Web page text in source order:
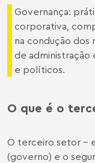
Governança:
corporativa,
na condução dos
de
e políticos.
O que é o
O terceiro setor -
(governo) e o